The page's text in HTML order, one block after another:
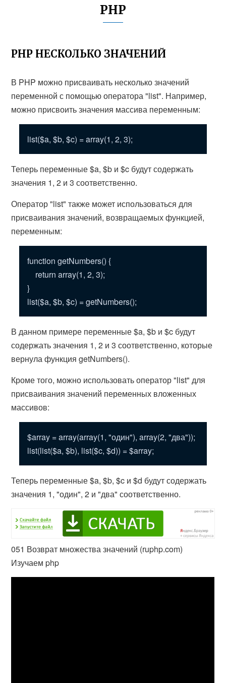
PHP
PHP НЕСКОЛЬКО ЗНАЧЕНИЙ
В PHP можно присваивать несколько значений
переменной с помощью оператора "list". Например,
можно присвоить значения массива переменным:
list($a, $b, $c) = array(1, 2, 3);
Теперь переменные $a, $b и $c будут содержать
значения 1, 2 и 3 соответственно.
Оператор "list" также может использоваться для
присваивания значений, возвращаемых функцией,
переменным:
function getNumbers() {
return array(1, 2, 3);
}
list($a, $b, $c) = getNumbers();
В данном примере переменные $a, $b и $c будут
содержать значения 1, 2 и 3 соответственно, которые
вернула функция getNumbers().
Кроме того, можно использовать оператор "list" для
присваивания значений переменных вложенных
массивов:
$array = array(array(1, "один"), array(2, "два"));
list(list($a, $b), list($c, $d)) = $array;
Теперь переменные $a, $b, $c и $d будут содержать
значения 1, "один", 2 и "два" соответственно.
051 Возврат множества значений (ruphp.com)
Изучаем php